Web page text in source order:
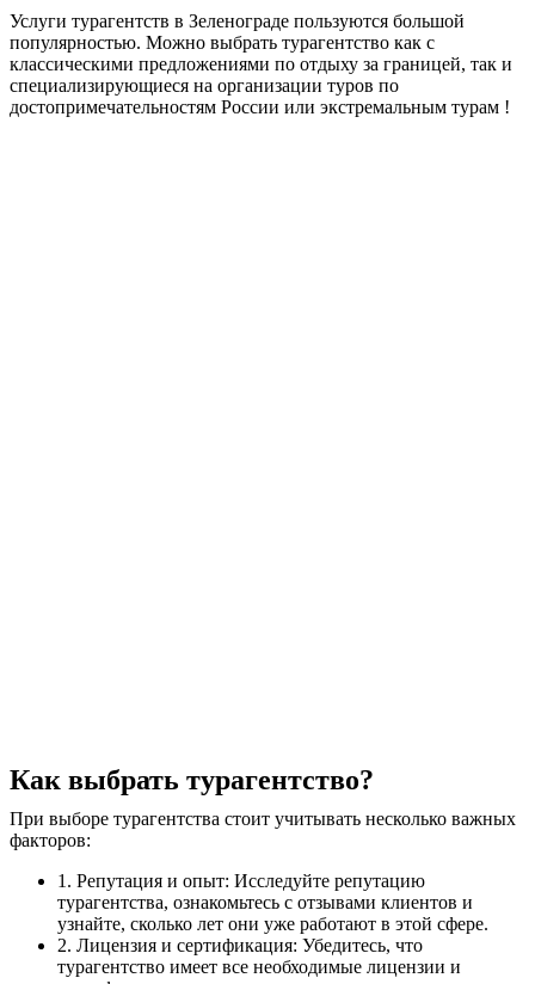
Услуги турагентств в Зеленограде пользуются большой
популярностью. Можно выбрать турагентство как с
классическими предложениями по отдыху за границей, так и
специализирующиеся на организации туров по
достопримечательностям России или экстремальным турам !
Как выбрать турагентство?
При выборе турагентства стоит учитывать несколько важных
факторов:
1. Репутация и опыт: Исследуйте репутацию
турагентства, ознакомьтесь с отзывами клиентов и
узнайте, сколько лет они уже работают в этой сфере.
2. Лицензия и сертификация: Убедитесь, что
турагентство имеет все необходимые лицензии и